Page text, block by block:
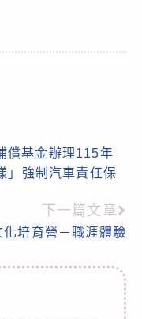
償基金辦理115年
」強制汽車責任保
下一篇文章
培育營－職涯體驗